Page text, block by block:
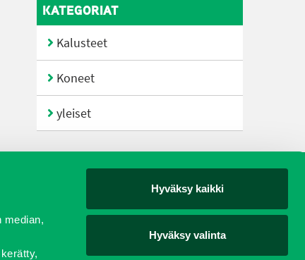
median,
Hyväksy kaikki
Hyväksy valinta
KATEGORIAT
Kalusteet
Koneet
yleiset